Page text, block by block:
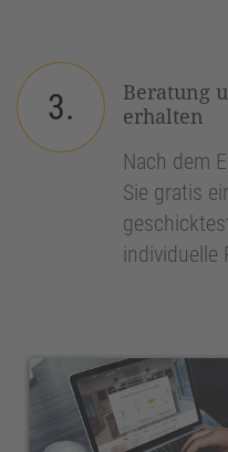
3.
Beratung
erhalten
Nach dem
Sie gratis
individuelle